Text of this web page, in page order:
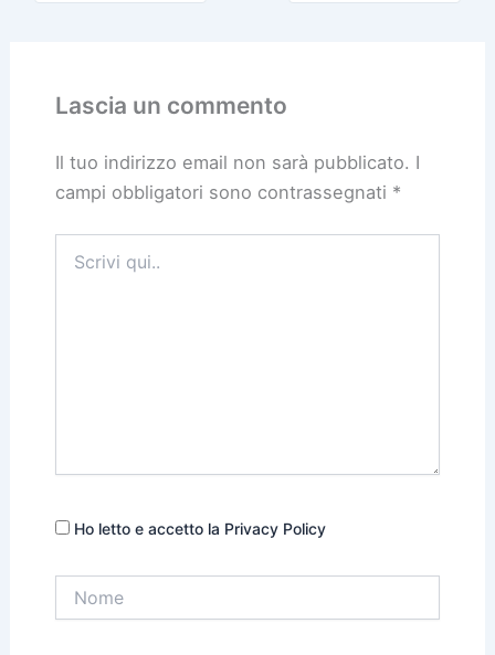
Lascia un commento
Il tuo indirizzo email non sarà pubblicato. I
campi obbligatori sono contrassegnati *
qui..
Ho letto e accetto la Privacy Policy